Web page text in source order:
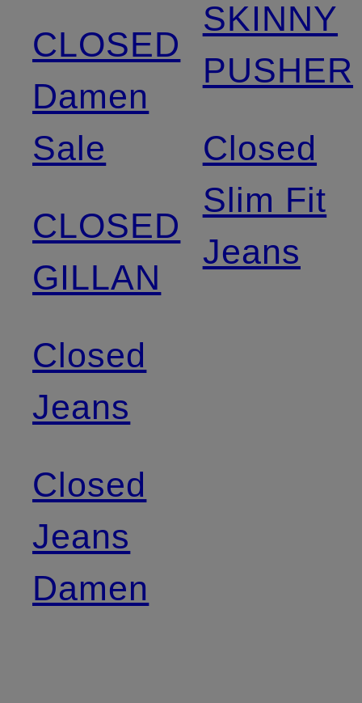
CLOSED
Damen
Sale
CLOSED
GILLAN
Closed
Jeans
Closed
Jeans
Damen
SKINNY
PUSHER
Closed
Slim Fit
Jeans